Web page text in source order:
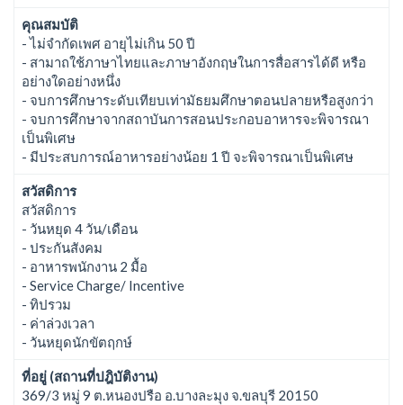
คุณสมบัติ
- ไม่จำกัดเพศ อายุไม่เกิน 50 ปี
- สามาถใช้ภาษาไทยและภาษาอังกฤษในการสื่อสารได้ดี หรือ
อย่างใดอย่างหนึ่ง
- จบการศึกษาระดับเทียบเท่ามัธยมศึกษาตอนปลายหรือสูงกว่า
- จบการศึกษาจากสถาบันการสอนประกอบอาหารจะพิจารณา
เป็นพิเศษ
- มีประสบการณ์อาหารอย่างน้อย 1 ปี จะพิจารณาเป็นพิเศษ
สวัสดิการ
สวัสดิการ
- วันหยุด 4 วัน/เดือน
- ประกันสังคม
- อาหารพนักงาน 2 มื้อ
- Service Charge/ Incentive
- ทิปรวม
- ค่าล่วงเวลา
- วันหยุดนักขัตฤกษ์
ที่อยู่ (สถานที่ปฎิบัติงาน)
369/3 หมู่ 9 ต.หนองปรือ อ.บางละมุง จ.ขลบุรี 20150